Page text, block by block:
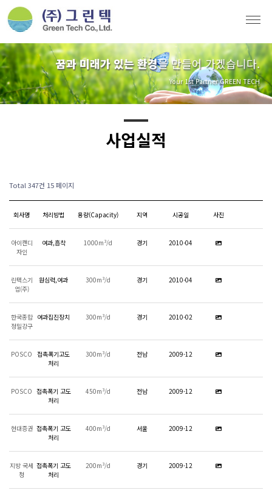
꿈과 미래가 있는 환경을 만들어 가겠습니다.
Your 1st Partner GREEN TECH
사업실적
Total 347건 15 페이지
회사명 처리방법 용량(Capacity) 지역 시공일 사진
아이캔디
자인
여과,흡착 1000m³/d 경기 2010-04
린텍스기
업(주)
원심력,여과 300m³/d 경기 2010-04
한국종합
정밀강구
여과집진장치 300m³/d 경기 2010-02
POSCO
접촉폭기고도
처리
300m³/d 전남 2009-12
POSCO 접촉폭기 고도
처리
450m³/d 전남 2009-12
현대증권 접촉폭기 고도
처리
400m³/d 서울 2009-12
지방 국세
청
접촉폭기 고도
처리
200m³/d 경기 2009-12